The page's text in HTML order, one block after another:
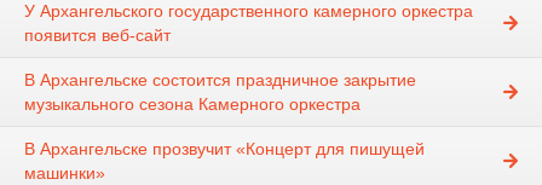
У Архангельского государственного камерного оркестра
появится веб-сайт
В Архангельске состоится праздничное закрытие
музыкального сезона Камерного оркестра
В Архангельске прозвучит «Концерт для пишущей
машинки»